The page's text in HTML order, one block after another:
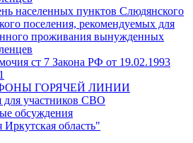
населенных пунктов Слюдянского
поселения, рекомендуемых для
проживания вынужденных
ст 7 Закона РФ от 19.02.1993
ГОРЯЧЕЙ ЛИНИИ
участников СВО
обсуждения
область"